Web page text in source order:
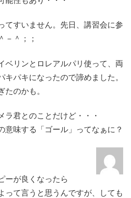
てすいません。先日、講習会に参
－＾；；
ベリンとロレアルパリ使って、両
キパキになったので諦めました。
たのかも。
ラ君とのことだけど・・・
意味する「ゴール」ってなぁに？
ーが良くなったら
って言うと思うんですが、しても